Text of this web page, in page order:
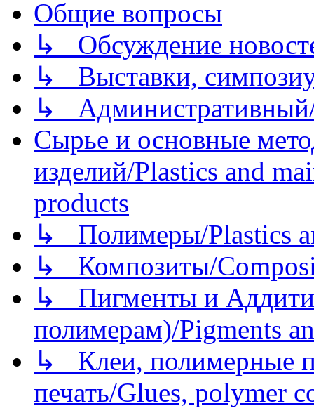
Общие вопросы
↳ Обсуждение
↳ Выставки,
↳
Сырье и основные
изделий/Plastics and
products
↳ Полимеры/Plastics
↳ Композиты/
↳ Пигменты и
полимерам)/Pigments
↳ Клеи, полимерные
печать/Glues, polymer